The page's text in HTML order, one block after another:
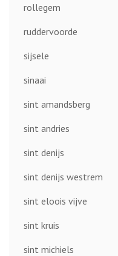
rollegem
ruddervoorde
sijsele
sinaai
sint amandsberg
sint andries
sint denijs
sint denijs westrem
sint eloois vijve
sint kruis
sint michiels